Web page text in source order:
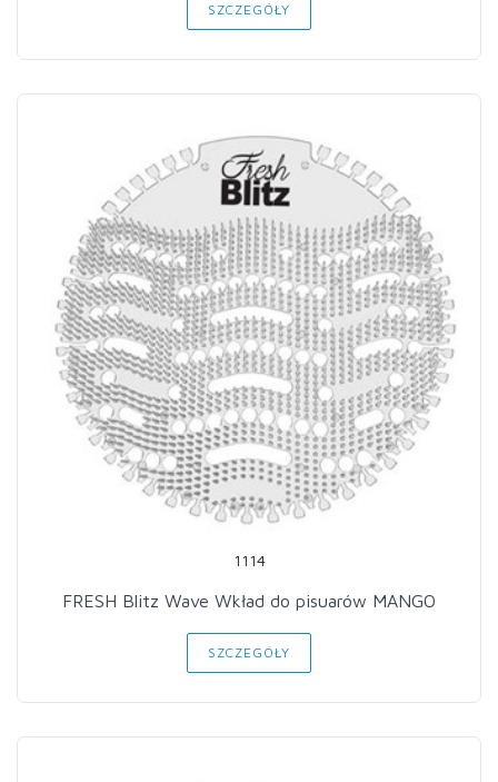
SZCZEGÓŁY
1114
FRESH Blitz Wave Wkład do pisuarów MANGO
SZCZEGÓŁY